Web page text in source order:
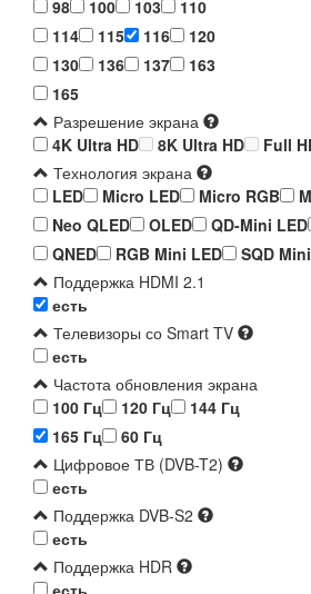
98
100 103
110
114
115 116
120
130
136 137
163
165
Разрешение экрана
4K Ultra HD
8K Ultra HD Full
Технология экрана
LED
Micro LED Micro RGB
Neo QLED
OLED QD-Mini LED
QNED
RGB Mini LED SQD
Поддержка HDMI 2.1
есть
Телевизоры со Smart TV
есть
Частота обновления экрана
100 Гц
120 Гц
144 Гц
165 Гц
60 Гц
Цифровое ТВ (DVB-T2)
есть
Поддержка DVB-S2
есть
Поддержка HDR